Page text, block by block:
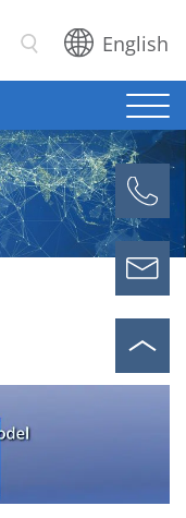
SuchenEnglish